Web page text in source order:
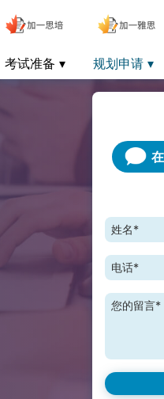
考试准备 规划申请
姓名*
电话*
您的留言*